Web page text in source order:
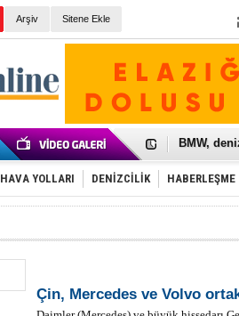
Arşiv Sitene Ekle
Kiralık
VW'de üst
Ünye
İzmir-
HAVAŞ
HAVA YOLLARI DENİZCİLİK HABERLEŞME
Çin, Mercedes ve Volvo